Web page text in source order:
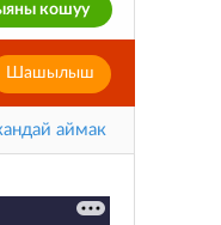
кошуу
Шашылыш
аймак